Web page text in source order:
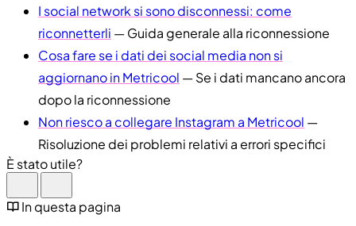
I social network si sono disconnessi: come
riconnetterli — Guida generale alla riconnessione
Cosa fare se i dati dei social media non si
aggiornano in Metricool — Se i dati mancano ancora
dopo la riconnessione
Non riesco a collegare Instagram a Metricool —
Risoluzione dei problemi relativi a errori specifici
È stato utile?
In questa pagina